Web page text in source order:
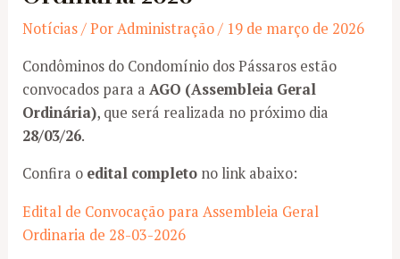
Notícias/ PorAdministração/ 19 de março de 2026
Condôminos do Condomínio dos Pássaros estão
convocados para a AGO (Assembleia Geral
Ordinária), que será realizada no próximo dia
28/03/26.
Confira o edital completo no link abaixo:
Edital de Convocação para Assembleia Geral
Ordinaria de 28-03-2026